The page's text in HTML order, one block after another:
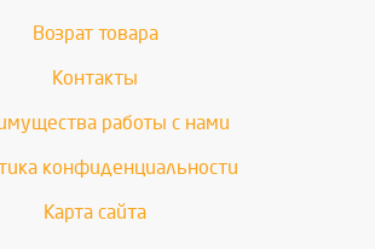
Возрат товара
Контакты
работы с нами
конфиденциальности
Карта сайта